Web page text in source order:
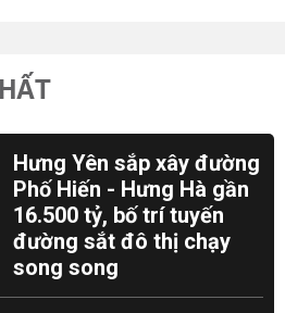
Hưng Yên sắp xây đường
Phố Hiến - Hưng Hà gần
16.500 tỷ, bố trí tuyến
đường sắt đô thị chạy
song song